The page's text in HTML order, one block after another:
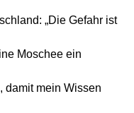
„Die Gefahr ist
Moschee ein
damit mein Wissen